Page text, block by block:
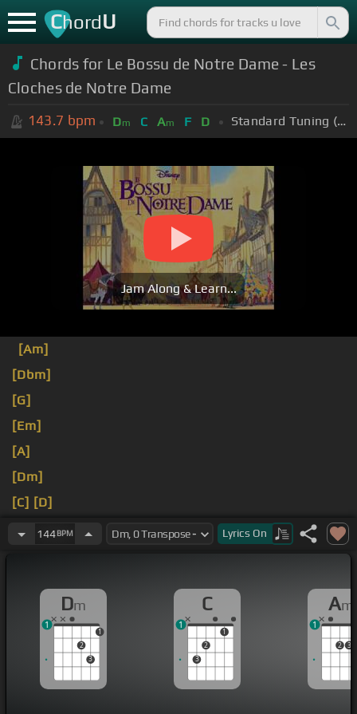
ChordU
Chords for Le Bossu de Notre Dame - Les
Cloches de Notre Dame
143.7 bpm Dm C Am F D Standard Tuning (EADGBE)
Jam Along & Learn...
[Am]
[Dbm]
[G]
[Em]
[A]
[Dm]
[C] [D]
[Dm] [C]
144BPM Lyrics On
Dm
2
3
1
1
C
3
2
1
1
Am
2 3
1